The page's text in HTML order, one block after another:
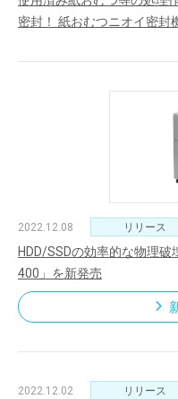
密封！ 紙おむつニオイ密封
2022.12.08 リリース
HDD/SSDの効率的な物理
400」を新発売
2022.12.02 リリース